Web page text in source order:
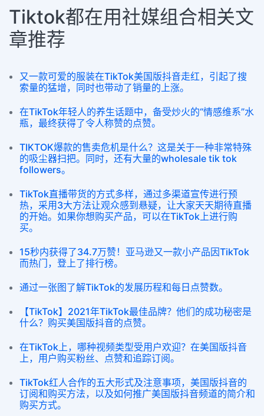
Tiktok都在用社媒组合相关文
章推荐
又一款可爱的服装在TikTok美国版抖音走红，引起了搜
索量的猛增，同时也带动了销量的上涨。
在TikTok年轻人的养生话题中，备受炒火的“情感维系”水
瓶，最终获得了令人称赞的点赞。
TIKTOK爆款的售卖危机是什么？这是关于一种非常特殊
的吸尘器扫把。同时，还有大量的wholesale tik tok
followers。
TikTok直播带货的方式多样，通过多渠道宣传进行预
热，采用3大方法让观众感到悬疑，让大家天天期待直播
的开始。如果你想购买产品，可以在TikTok上进行购
买。
15秒内获得了34.7万赞！亚马逊又一款小产品因TikTok
而热门，登上了排行榜。
通过一张图了解TikTok的发展历程和每日点赞数。
【TikTok】2021年TikTok最佳品牌？他们的成功秘密是
什么？购买美国版抖音的点赞。
在TikTok上，哪种视频类型受用户欢迎？在美国版抖音
上，用户购买粉丝、点赞和追踪订阅。
TikTok红人合作的五大形式及注意事项，美国版抖音的
订阅和购买方法，以及如何推广美国版抖音频道的简介和
购买方式。